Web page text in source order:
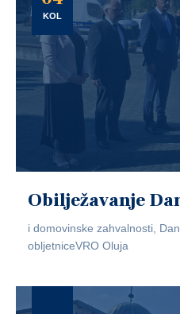
KOL
Obilježavanje
i domovinske zahvalnosti,
obljetniceVRO Oluja